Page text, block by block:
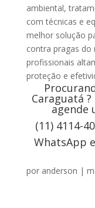
ambiental,
com técnicas e
melhor solução
contra pragas do
profissionais
proteção e
Caraguatá
agende
(11) 4114-
WhatsApp
por anderson |